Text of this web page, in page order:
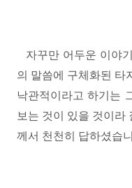
자꾸만 어두운 이야
의 말씀에 구체화된 타
낙관적이라고 하기는
보는 것이 있을 것이라
께서 천천히 답하셨습